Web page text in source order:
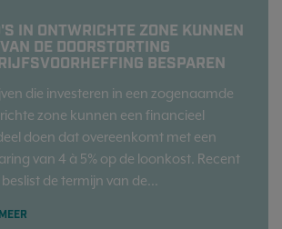
IN ONTWRICHTE ZONE KUNNEN
DE DOORSTORTING
BESPAREN
die investeren in een zogenaamde
zone kunnen een financieel
doen dat overeenkomt met een
van 4 à 5% op de loonkost. Recent
de termijn van de...